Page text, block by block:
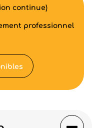
continue)
professionnel